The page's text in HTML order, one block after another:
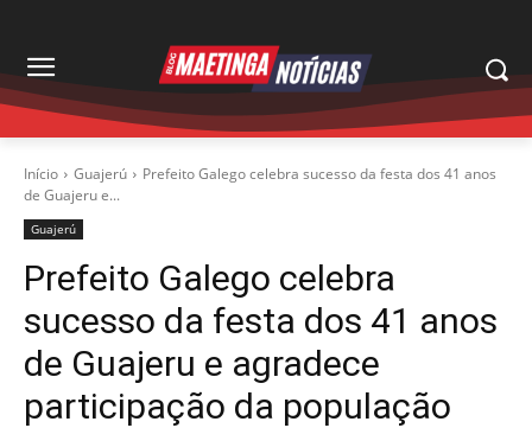
Início Guajerú
Prefeito Galego celebra sucesso da festa dos 41 anos
de Guajeru e...
Guajerú
Prefeito Galego celebra
sucesso da festa dos 41 anos
de Guajeru e agradece
participação da população